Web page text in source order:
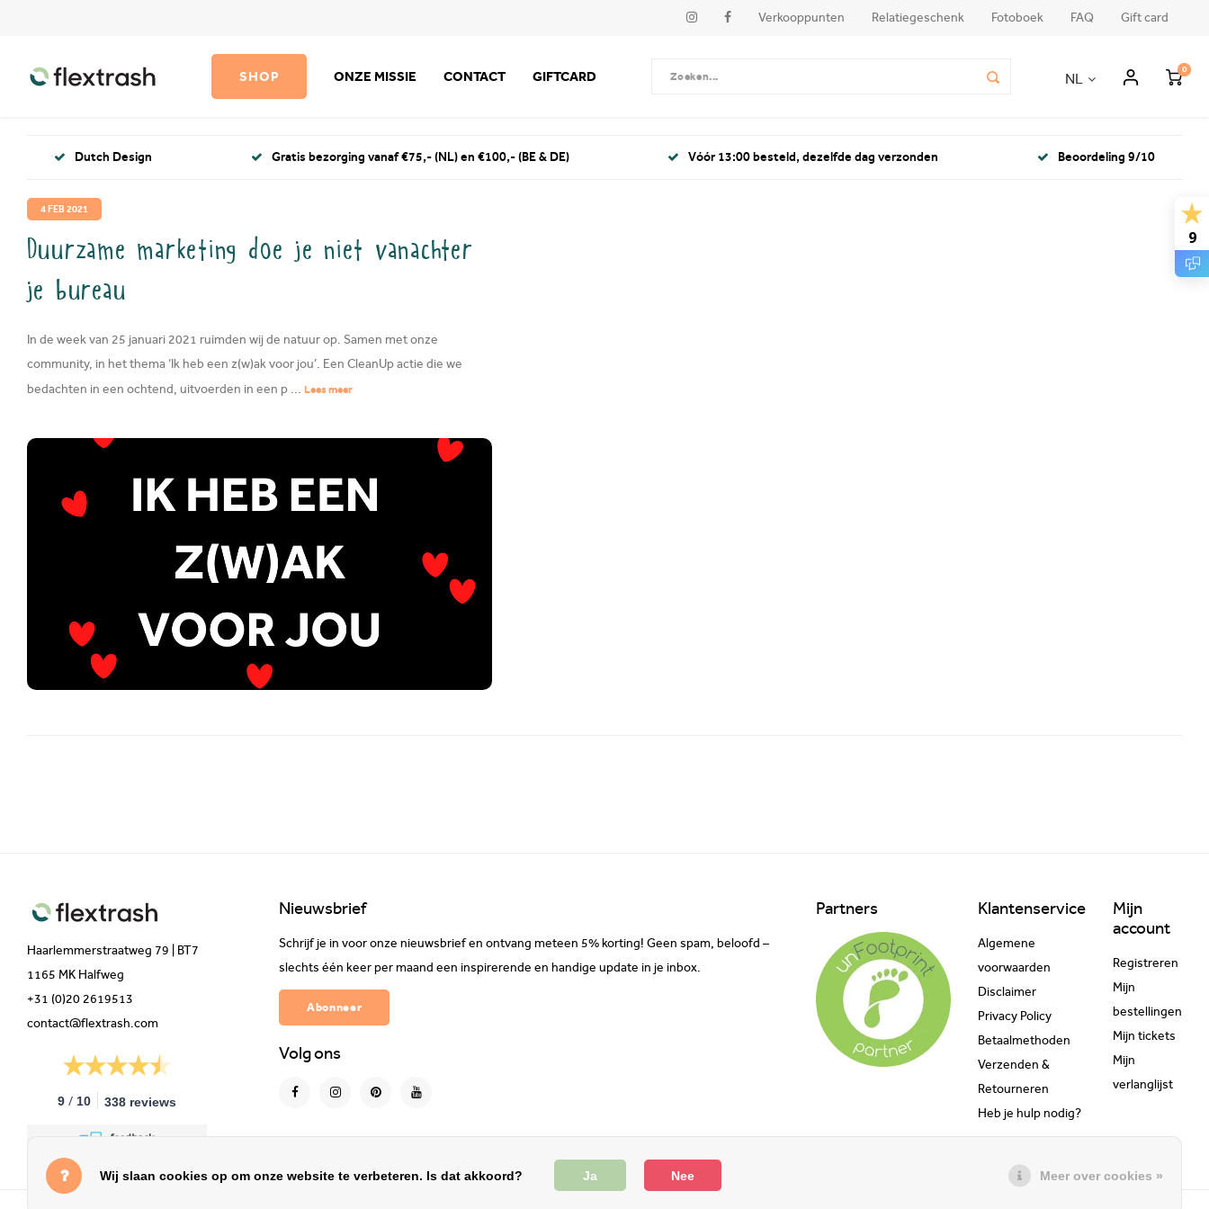
9
Verkooppunten Relatiegeschenk Fotoboek FAQ Gift card
SHOP ONZE MISSIE CONTACT GIFTCARD NL
0
Dutch Design Gratis bezorging vanaf €75,- (NL) en €100,- (BE & DE) Vóór 13:00 besteld, dezelfde dag verzonden Beoordeling 9/10
4 FEB 2021
Duurzame marketing doe je niet vanachter
je bureau
In de week van 25 januari 2021 ruimden wij de natuur op. Samen met onze
community, in het thema ‘Ik heb een z(w)ak voor jou’. Een CleanUp actie die we
bedachten in een ochtend, uitvoerden in een p ... Lees meer
Haarlemmerstraatweg 79 | BT7
1165 MK Halfweg
+31 (0)20 2619513
contact@flextrash.com
9 / 10 338 reviews
Nieuwsbrief
Schrijf je in voor onze nieuwsbrief en ontvang meteen 5% korting! Geen spam, beloofd –
slechts één keer per maand een inspirerende en handige update in je inbox.
Abonneer
Volg ons
Partners Klantenservice
Algemene
voorwaarden
Disclaimer
Privacy Policy
Betaalmethoden
Verzenden &
Retourneren
Heb je hulp nodig?
Mijn
account
Registreren
Mijn
bestellingen
Mijn tickets
Mijn
verlanglijst
Wij slaan cookies op om onze website te verbeteren. Is dat akkoord? Ja Nee Meer over cookies »